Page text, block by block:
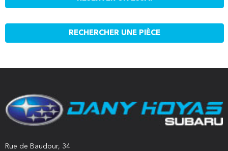
RECHERCHER UNE PIÈCE
Rue de Baudour, 34